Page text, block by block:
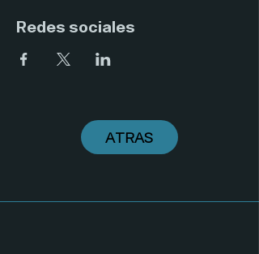
Redes sociales
ATRAS